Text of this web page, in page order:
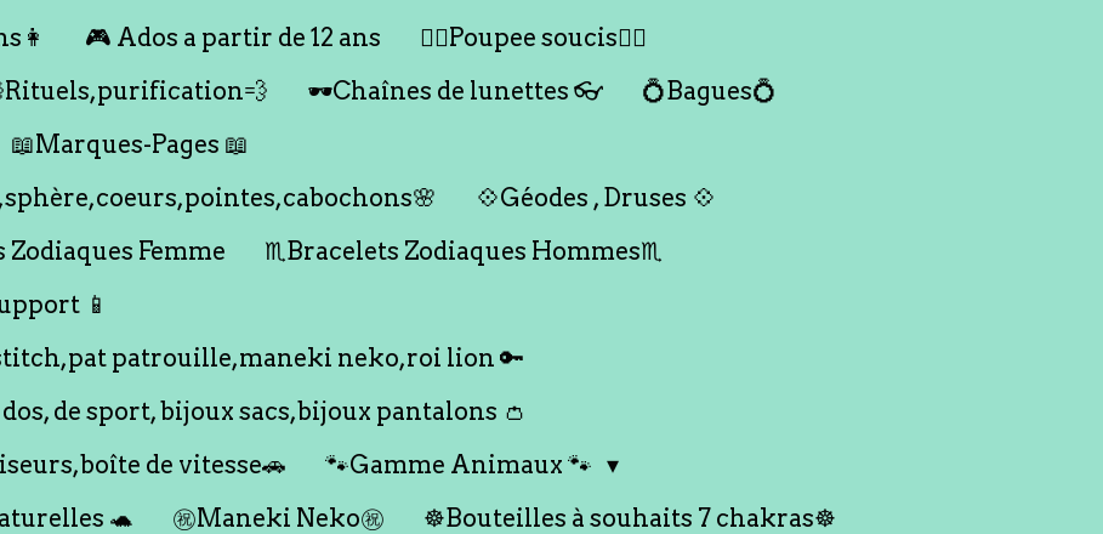
🎮 Ados a partir de 12 ans
🙇‍♂️Poupee soucis🙇‍♀️
🕶️Chaînes de lunettes 👓
💍Bagues💍
📖Marques-Pages 📖
💠Géodes , Druses 💠
Zodiaques Femme
♏️Bracelets Zodiaques Hommes♏️
📱
patrouille,maneki neko,roi lion 🔑
de sport, bijoux sacs,bijoux pantalons 👛
de vitesse🚗
🐾Gamme Animaux 🐾
🐢
㊗️Maneki Neko㊗️
☸️Bouteilles à souhaits 7 chakras☸️